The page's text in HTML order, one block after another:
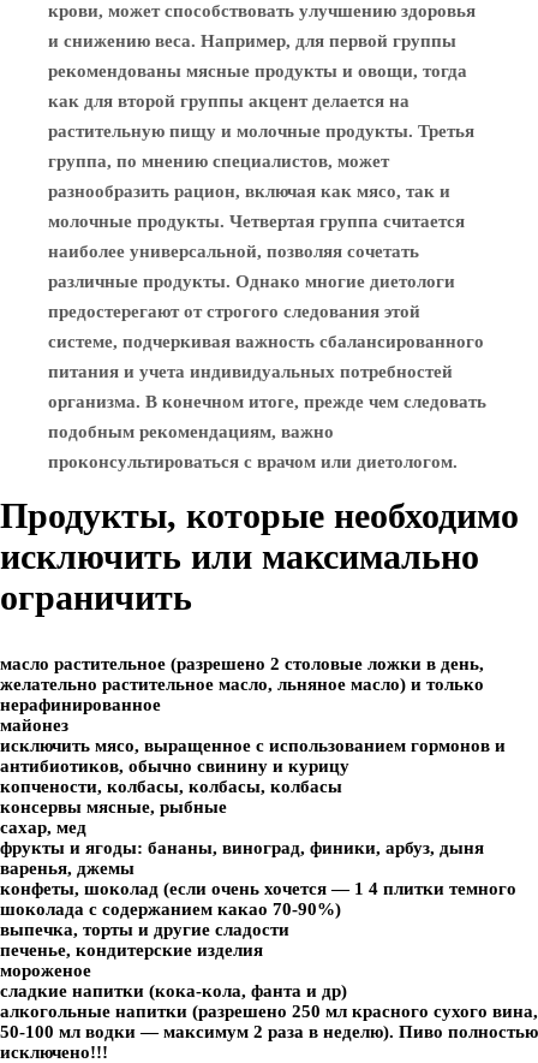
крови, может способствовать улучшению здоровья
и снижению веса. Например, для первой группы
рекомендованы мясные продукты и овощи, тогда
как для второй группы акцент делается на
растительную пищу и молочные продукты. Третья
группа, по мнению специалистов, может
разнообразить рацион, включая как мясо, так и
молочные продукты. Четвертая группа считается
наиболее универсальной, позволяя сочетать
различные продукты. Однако многие диетологи
предостерегают от строгого следования этой
системе, подчеркивая важность сбалансированного
питания и учета индивидуальных потребностей
организма. В конечном итоге, прежде чем следовать
подобным рекомендациям, важно
проконсультироваться с врачом или диетологом.
Продукты, которые необходимо
исключить или максимально
ограничить
масло растительное (разрешено 2 столовые ложки в день,
желательно растительное масло, льняное масло) и только
нерафинированное
майонез
исключить мясо, выращенное с использованием гормонов и
антибиотиков, обычно свинину и курицу
копчености, колбасы, колбасы, колбасы
консервы мясные, рыбные
сахар, мед
фрукты и ягоды: бананы, виноград, финики, арбуз, дыня
варенья, джемы
конфеты, шоколад (если очень хочется — 1 4 плитки темного
шоколада с содержанием какао 70-90%)
выпечка, торты и другие сладости
печенье, кондитерские изделия
мороженое
сладкие напитки (кока-кола, фанта и др)
алкогольные напитки (разрешено 250 мл красного сухого вина,
50-100 мл водки — максимум 2 раза в неделю). Пиво полностью
исключено!!!